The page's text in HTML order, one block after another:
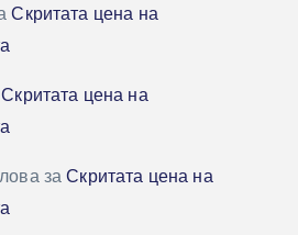
Скритата цена на
Скритата цена на
заСкритата цена на